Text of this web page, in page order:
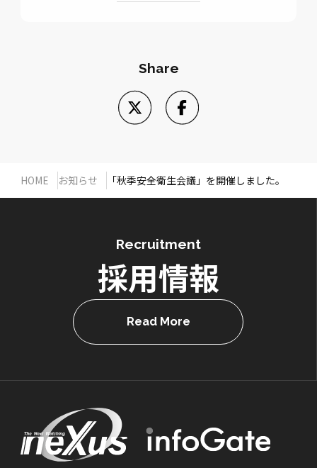
Share
HOME お知らせ 「秋季安全衛生会議」を開催しました。
Recruitment
採用情報
Read More